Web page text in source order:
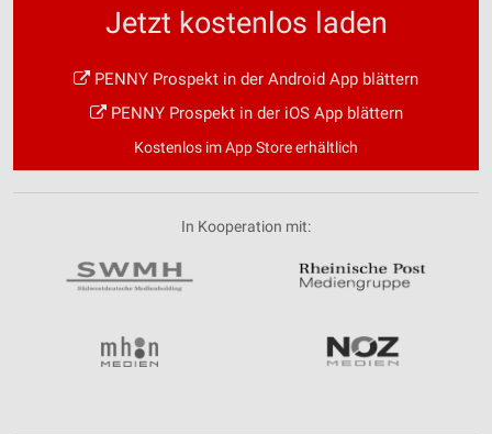
Jetzt kostenlos laden
PENNY Prospekt in der Android App blättern
PENNY Prospekt in der iOS App blättern
Kostenlos im App Store erhältlich
In Kooperation mit: